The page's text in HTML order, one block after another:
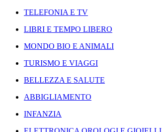
TELEFONIA E TV
LIBRI E TEMPO LIBERO
MONDO BIO E ANIMALI
TURISMO E VIAGGI
BELLEZZA E SALUTE
ABBIGLIAMENTO
INFANZIA